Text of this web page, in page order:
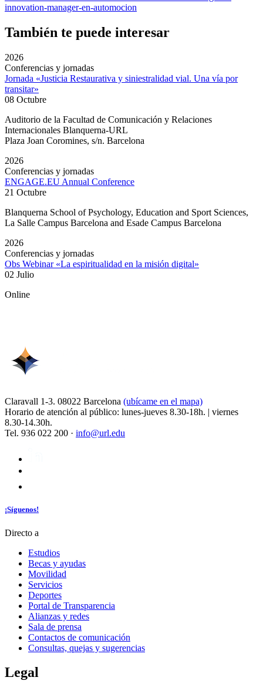
innovation-manager-en-automocion
También te puede interesar
2026
Conferencias y jornadas
Jornada «Justicia Restaurativa y siniestralidad vial. Una vía por
transitar»
08 Octubre
Auditorio de la Facultad de Comunicación y Relaciones
Internacionales Blanquerna-URL
Plaza Joan Coromines, s/n. Barcelona
2026
Conferencias y jornadas
ENGAGE.EU Annual Conference
21 Octubre
Blanquerna School of Psychology, Education and Sport Sciences,
La Salle Campus Barcelona and Esade Campus Barcelona
2026
Conferencias y jornadas
Obs Webinar «La espiritualidad en la misión digital»
02 Julio
Online
Claravall 1-3. 08022 Barcelona (ubícame en el mapa)
Horario de atención al público: lunes-jueves 8.30-18h. | viernes
8.30-14.30h.
Tel. 936 022 200 · info@url.edu
¡Síguenos!
Directo a
Estudios
Becas y ayudas
Movilidad
Servicios
Deportes
Portal de Transparencia
Alianzas y redes
Sala de prensa
Contactos de comunicación
Consultas, quejas y sugerencias
Legal